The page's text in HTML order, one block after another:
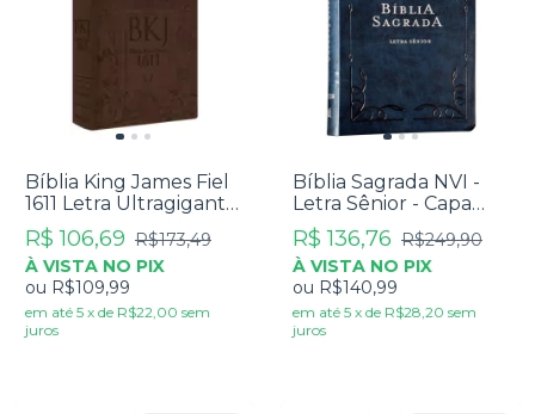
Bíblia King James Fiel
1611 Letra Ultragigante
Luxo Marrom
R$ 106,69 R$173,49
À VISTA NO PIX
ou R$109,99
em até 5 x de R$22,00 sem
juros
Bíblia Sagrada NVI -
Letra Sênior - Capa
Luxo Azul
R$ 136,76 R$249,90
À VISTA NO PIX
ou R$140,99
em até 5 x de R$28,20 sem
juros